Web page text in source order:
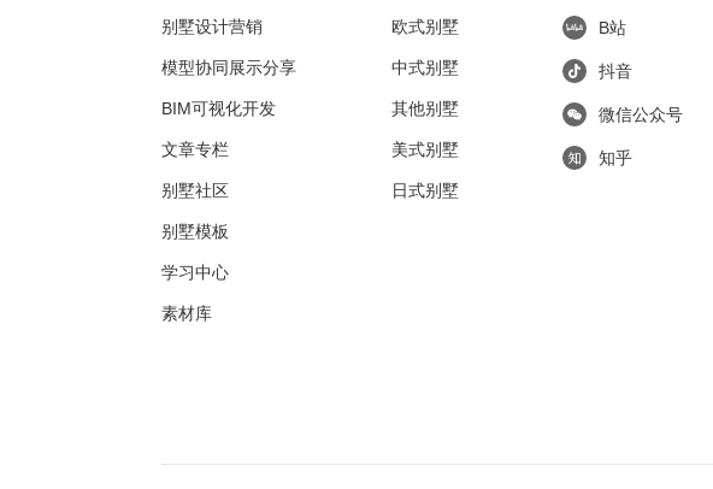
别墅设计营销
模型协同展示分享
BIM可视化开发
文章专栏
别墅社区
别墅模板
学习中心
素材库
欧式别墅
中式别墅
其他别墅
美式别墅
日式别墅
B站
抖音
微信公众号
知乎